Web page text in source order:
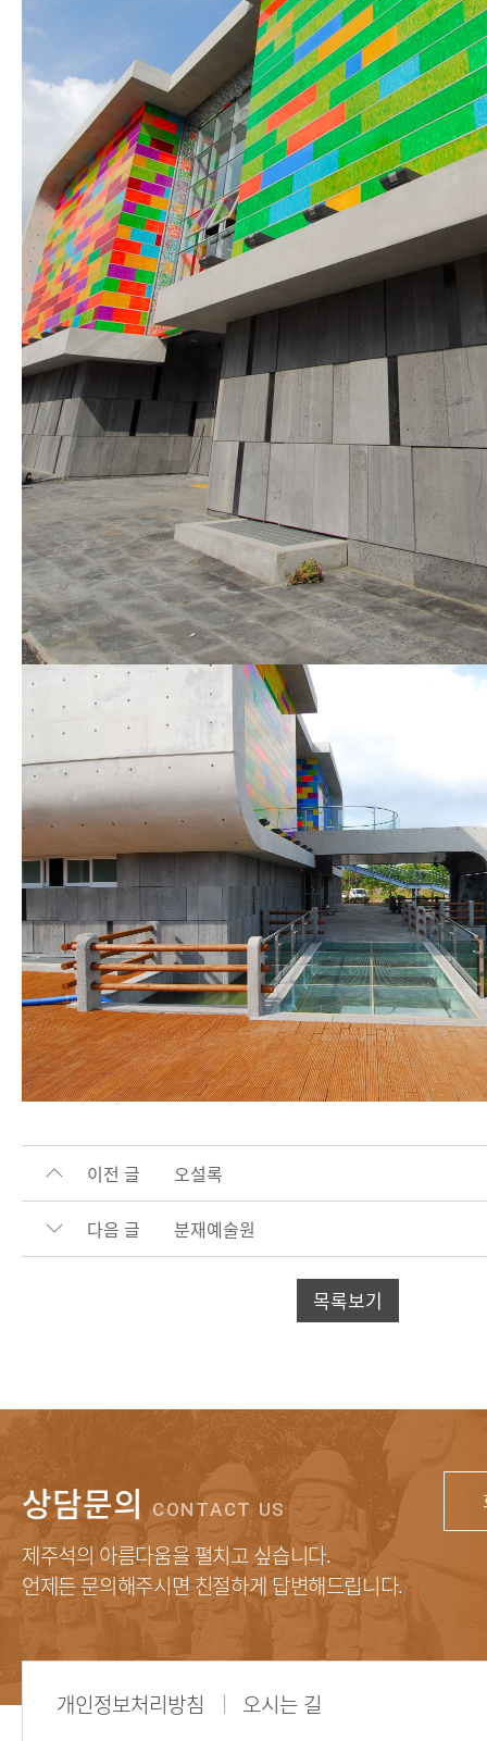
이전 글 오설록
다음 글 분재예술원
목록보기
상담문의CONTACT US
제주석의 아름다움을 펼치고 싶습니다.
언제든 문의해주시면 친절하게 답변해드립니다.
개인정보처리방침 오시는 길